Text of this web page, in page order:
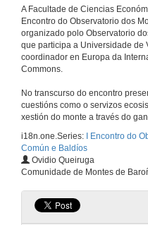
A Facultade de Ciencias
Encontro do Observatorio dos
organizado polo Observatorio
que participa a Universidade de
coordinador en Europa da
Commons.
No transcurso do encontro
cuestións como o servizos
xestión do monte a través do
i18n.one.Series:
I Encontro do
Común e Baldíos
Ovidio Queiruga
Comunidade de Montes de
16
16 de
16 de